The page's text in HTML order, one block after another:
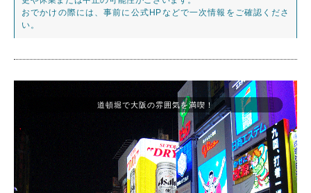
おでかけの際には、事前に公式HPなどで一次情報をご確認くださ
い。
道頓堀で大阪の雰囲気を満喫！